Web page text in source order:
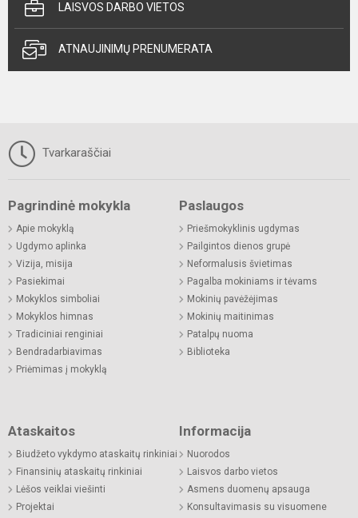
LAISVOS DARBO VIETOS
ATNAUJINIMŲ PRENUMERATA
Tvarkaraščiai
Pagrindinė mokykla
Apie mokyklą
Ugdymo aplinka
Vizija, misija
Pasiekimai
Mokyklos simboliai
Mokyklos himnas
Tradiciniai renginiai
Bendradarbiavimas
Priėmimas į mokyklą
Paslaugos
Priešmokyklinis ugdymas
Pailgintos dienos grupė
Neformalusis švietimas
Pagalba mokiniams ir tėvams
Mokinių pavėžėjimas
Mokinių maitinimas
Patalpų nuoma
Biblioteka
Ataskaitos
Biudžeto vykdymo ataskaitų rinkiniai
Finansinių ataskaitų rinkiniai
Lėšos veiklai viešinti
Projektai
Informacija
Nuorodos
Laisvos darbo vietos
Asmens duomenų apsauga
Konsultavimasis su visuomene